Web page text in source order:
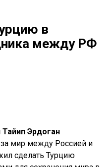
в
между РФ
Эрдоган
за мир между Россией и
сделать Турцию